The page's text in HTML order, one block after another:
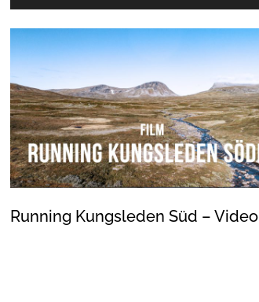
Running Kungsleden Süd – Video